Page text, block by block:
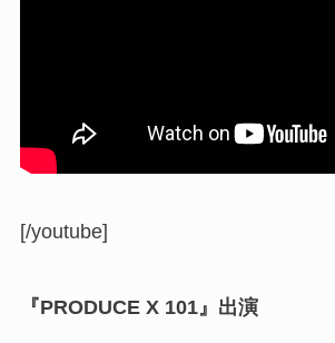
[/youtube]
『PRODUCE X 101』出演